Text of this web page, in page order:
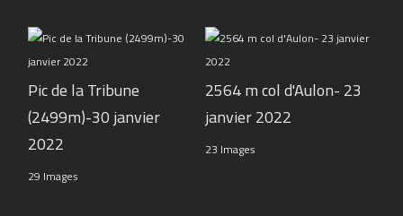
Pic de la Tribune
(2499m)-30 janvier
2022
29 Images
2564 m col d'Aulon- 23
janvier 2022
23 Images